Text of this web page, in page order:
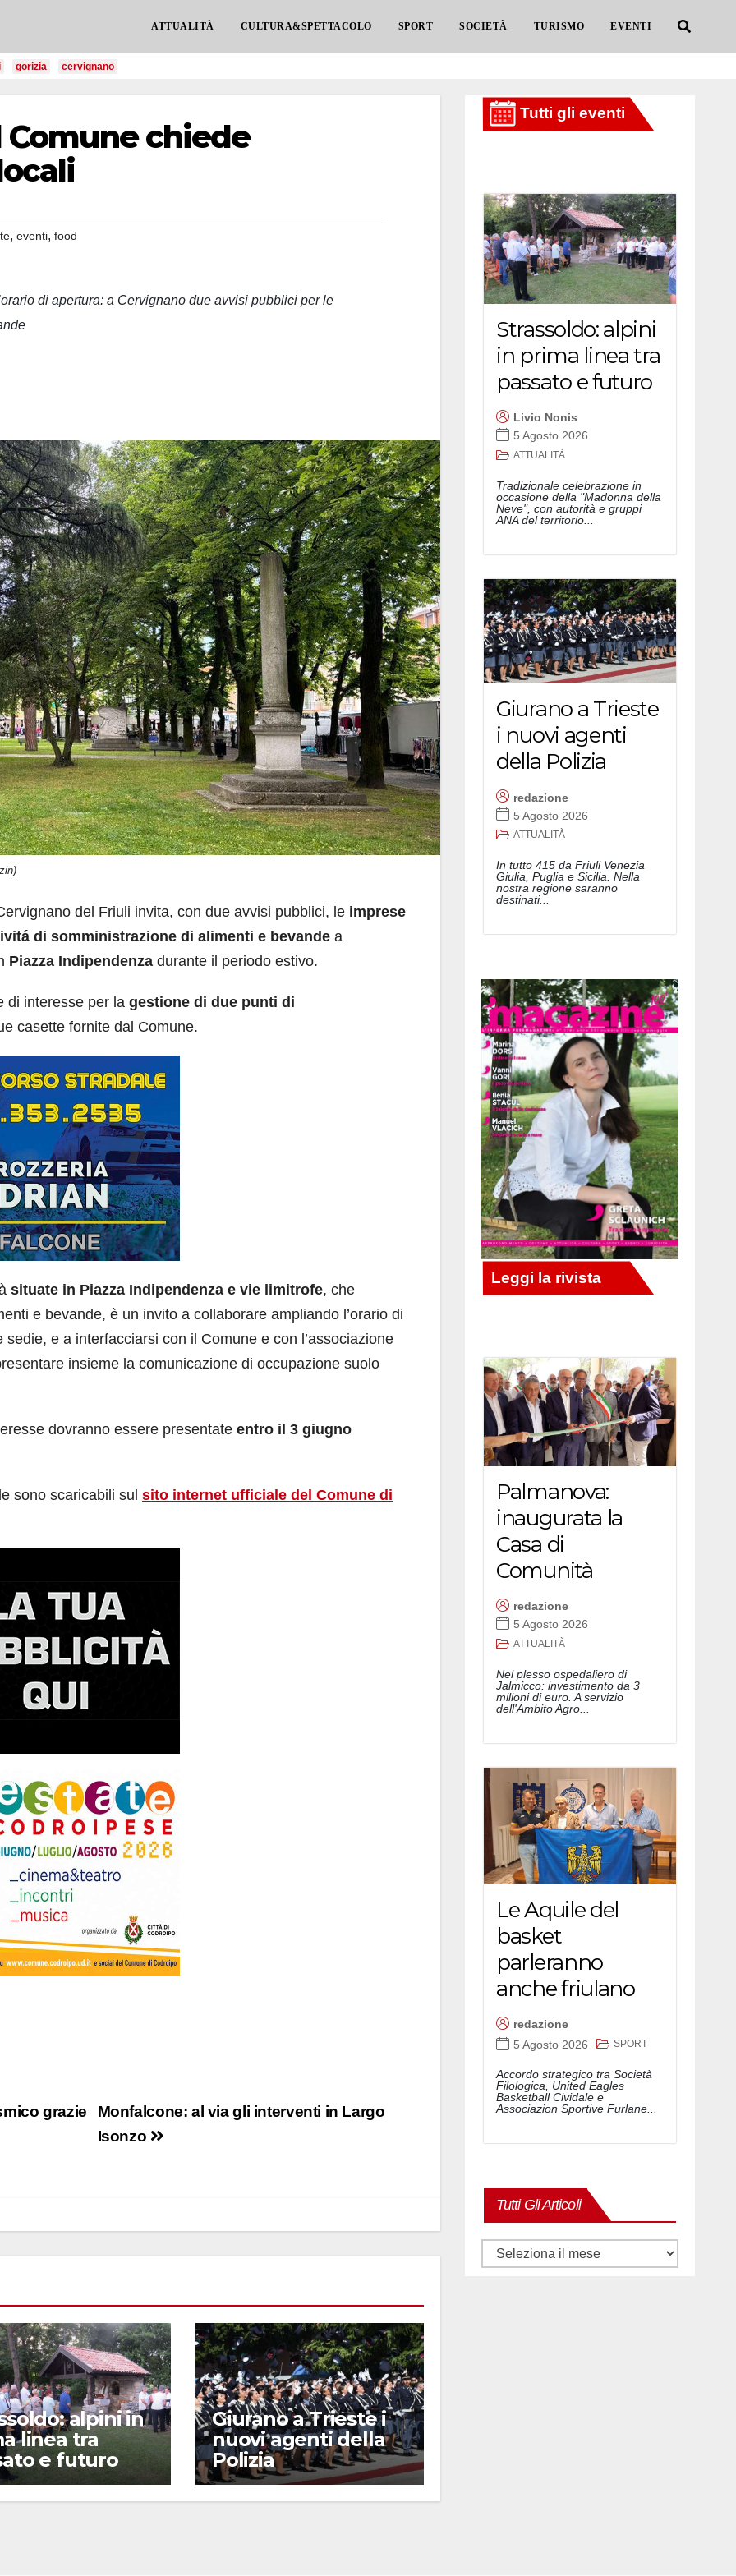
ATTUALITÀ CULTURA&SPETTACOLO SPORT SOCIETÀ TURISMO EVENTI
gorizia cervignano
Comune chiede
, eventi, food
di apertura: a Cervignano due avvisi pubblici per le
del Friuli invita, con due avvisi pubblici, le imprese
di somministrazione di alimenti e bevande a
Piazza Indipendenza durante il periodo estivo.
di interesse per la gestione di due punti di
casette fornite dal Comune.
situate in Piazza Indipendenza e vie limitrofe, che
e bevande, è un invito a collaborare ampliando l’orario di
e a interfacciarsi con il Comune e con l’associazione
insieme la comunicazione di occupazione suolo
dovranno essere presentate entro il 3 giugno
sono scaricabili sul sito internet ufficiale del Comune di
Monfalcone: al via gli interventi in Largo
Isonzo
grazie
alpini in
linea tra
e futuro
Giurano a Trieste i
nuovi agenti della
Polizia
Strassoldo: alpini
in prima linea tra
passato e futuro
Livio Nonis
5 Agosto 2026
ATTUALITÀ
Tradizionale celebrazione in
occasione della "Madonna della
Neve", con autorità e gruppi
ANA del territorio...
Giurano a Trieste
i nuovi agenti
della Polizia
redazione
5 Agosto 2026
ATTUALITÀ
In tutto 415 da Friuli Venezia
Giulia, Puglia e Sicilia. Nella
nostra regione saranno
destinati...
Palmanova:
inaugurata la
Casa di
Comunità
redazione
5 Agosto 2026
ATTUALITÀ
Nel plesso ospedaliero di
Jalmicco: investimento da 3
milioni di euro. A servizio
dell'Ambito Agro...
Le Aquile del
basket
parleranno
anche friulano
redazione
5 Agosto 2026
SPORT
Accordo strategico tra Società
Filologica, United Eagles
Basketball Cividale e
Associazion Sportive Furlane...
Tutti Gli Articoli
Tutti